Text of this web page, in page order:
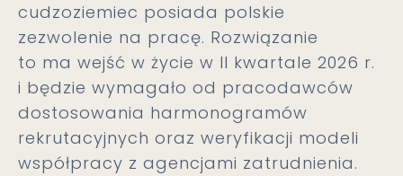
cudzoziemiec posiada polskie
zezwolenie na pracę. Rozwiązanie
to ma wejść w życie w II kwartale 2026 r.
i będzie wymagało od pracodawców
dostosowania harmonogramów
rekrutacyjnych oraz weryfikacji modeli
współpracy z agencjami zatrudnienia.